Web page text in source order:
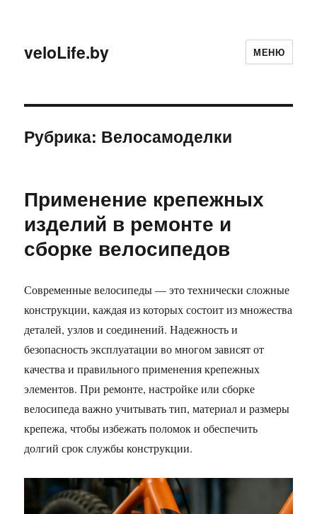
veloLife.by МЕНЮ
Рубрика: Велосамоделки
Применение крепежных
изделий в ремонте и
сборке велосипедов
Современные велосипеды — это технически сложные
конструкции, каждая из которых состоит из множества
деталей, узлов и соединений. Надежность и
безопасность эксплуатации во многом зависят от
качества и правильного применения крепежных
элементов. При ремонте, настройке или сборке
велосипеда важно учитывать тип, материал и размеры
крепежа, чтобы избежать поломок и обеспечить
долгий срок службы конструкции.